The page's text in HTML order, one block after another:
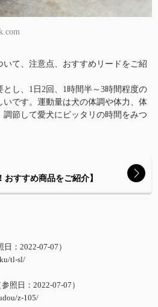
て、注意点、おすすめリードをご紹
し、1日2回、1時間半～3時間程度の
です。運動量は犬の体調や体力、体
節して愛犬にピッタリの時間をみつ
おすすめ商品をご紹介】
日：2022-07-07）
tl-sl/
照日：2022-07-07）
z-105/